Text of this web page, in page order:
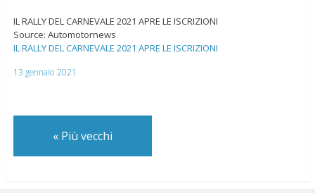
IL RALLY DEL CARNEVALE 2021 APRE LE ISCRIZIONI
Source: Automotornews
IL RALLY DEL CARNEVALE 2021 APRE LE ISCRIZIONI
13 gennaio 2021
«Più vecchi